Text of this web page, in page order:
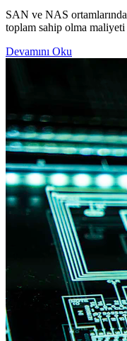
SAN ve NAS
toplam sahip olma
Devamını Oku